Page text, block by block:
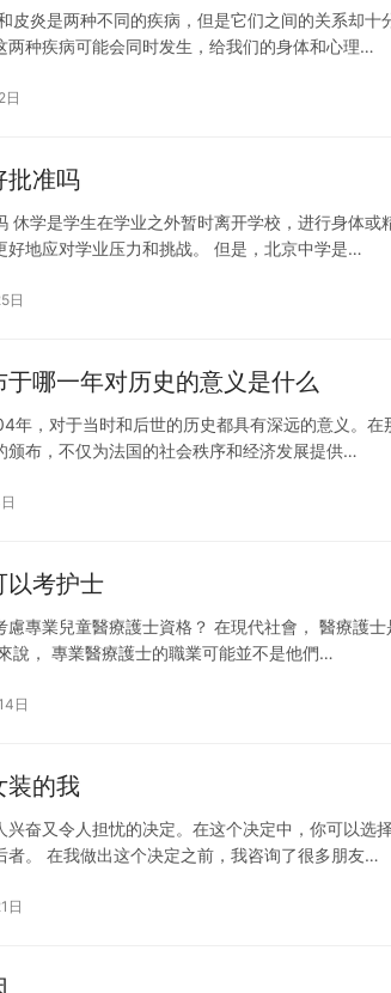
皮炎是两种不同的疾病，但是它们之间的关系却
两种疾病可能会同时发生，给我们的身体和心理…
日
批准吗
休学是学生在学业之外暂时离开学校，进行身体
好地应对学业压力和挑战。 但是，北京中学是…
日
哪一年对历史的意义是什么
年，对于当时和后世的历史都具有深远的意义。
颁布，不仅为法国的社会秩序和经济发展提供…
以考护士
慮專業兒童醫療護士資格？ 在現代社會， 醫療護
說， 專業醫療護士的職業可能並不是他們…
日
装的我
兴奋又令人担忧的决定。在这个决定中，你可以选
者。 在我做出这个决定之前，我咨询了很多朋友…
日